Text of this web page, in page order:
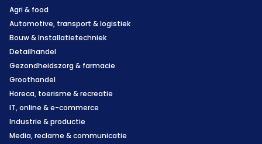
Agri & food
Automotive, transport & logistiek
Bouw & Installatietechniek
Detailhandel
Gezondheidszorg & farmacie
Groothandel
Horeca, toerisme & recreatie
IT, online & e-commerce
Industrie & productie
Media, reclame & communicatie